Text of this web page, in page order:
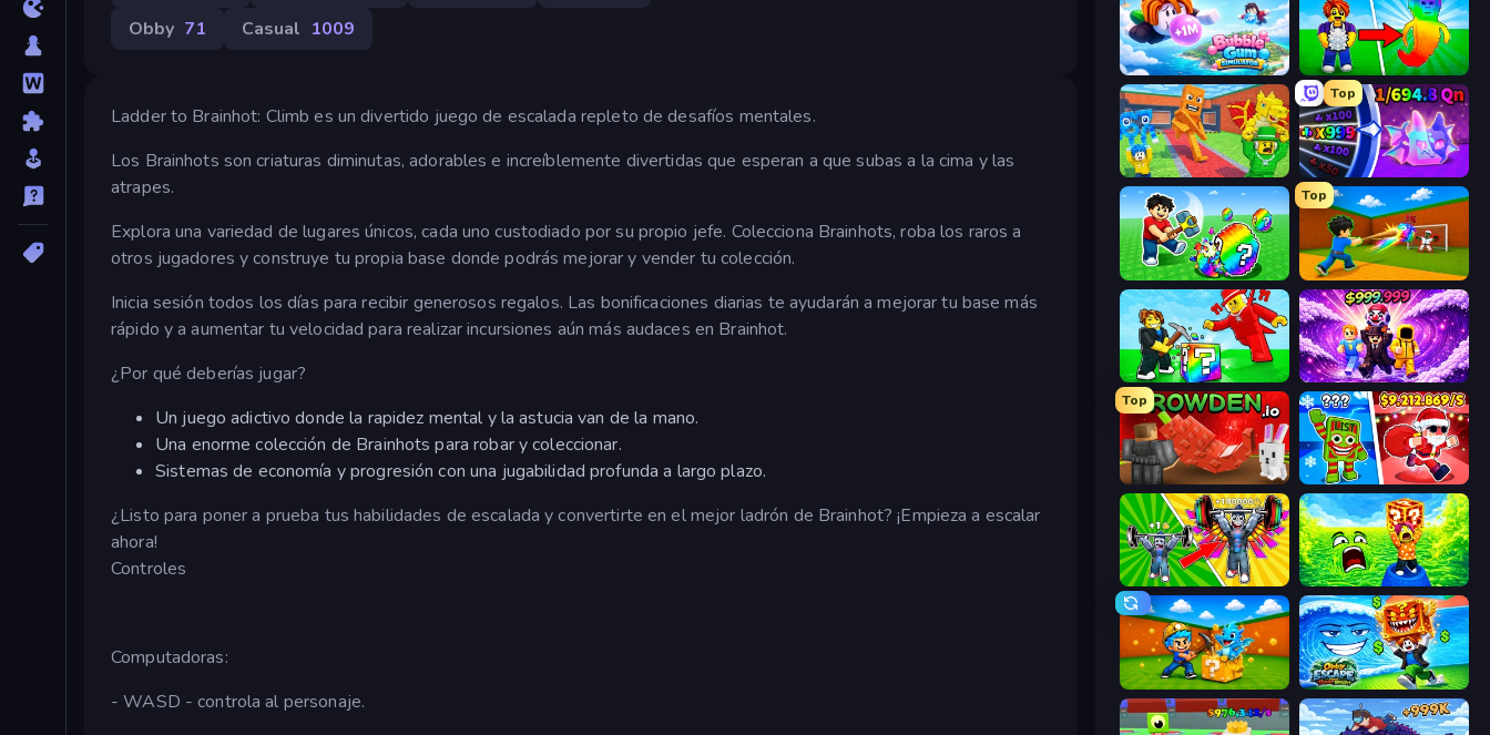
Obby 71 Casual 1009
Ladder to Brainhot: Climb es un divertido juego de escalada repleto de desafíos mentales.
Los Brainhots son criaturas diminutas, adorables e increíblemente divertidas que esperan a que subas a la cima y las
atrapes.
Explora una variedad de lugares únicos, cada uno custodiado por su propio jefe. Colecciona Brainhots, roba los raros a
otros jugadores y construye tu propia base donde podrás mejorar y vender tu colección.
Inicia sesión todos los días para recibir generosos regalos. Las bonificaciones diarias te ayudarán a mejorar tu base más
rápido y a aumentar tu velocidad para realizar incursiones aún más audaces en Brainhot.
¿Por qué deberías jugar?
Un juego adictivo donde la rapidez mental y la astucia van de la mano.
Una enorme colección de Brainhots para robar y coleccionar.
Sistemas de economía y progresión con una jugabilidad profunda a largo plazo.
¿Listo para poner a prueba tus habilidades de escalada y convertirte en el mejor ladrón de Brainhot? ¡Empieza a escalar
ahora!
Controles
Computadoras:
- WASD - controla al personaje.
Bubble Gum Simulator Collect Brainrot Egg
Catch Brainrots From Bosses
Top
Meeland.io
Break a Lucky Egg Brainrots
Top
Baseball For Brainrot
Obby - BrainWave
Top
Grow A Garden | Growden.io Plants vs Brain Zombies
Obby: Gym Simulator, Escape Save Memerots: Acid Lava lake
Escape Cave For Brainrot Obby Escape from Tsunami Brainrot